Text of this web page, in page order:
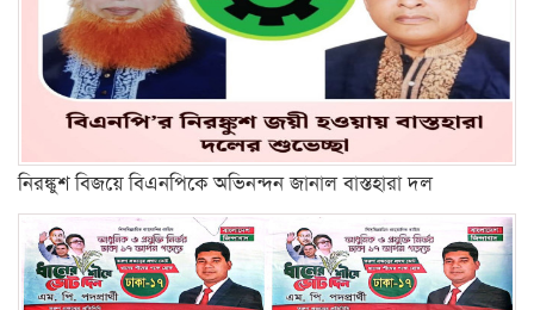
নিরঙ্কুশ বিজয়ে বিএনপিকে অভিনন্দন জানাল বাস্তহারা দল